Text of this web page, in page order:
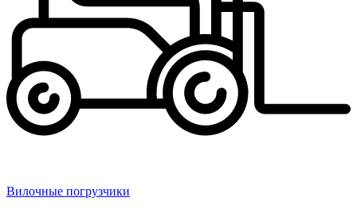
Вилочные погрузчики